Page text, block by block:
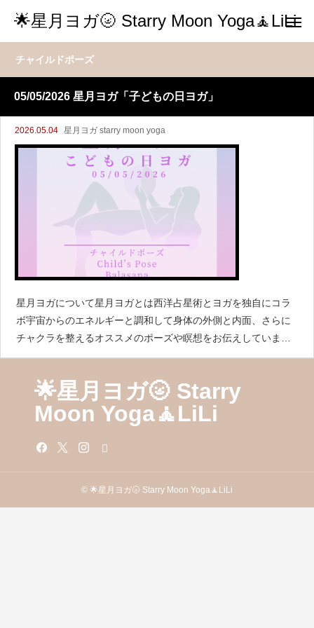
🌟星月ヨガ🌝 Starry Moon Yoga🧘LiLi
チャイルドポーズ
05/05/2026 星月ヨガ「子どもの日ヨガ」
2026.05.04 星月ヨガ starry moon yoga
星月ヨガについて星月ヨガとは西洋占星術とヨガを独自にコラ
ボ宇宙からのエネルギーと調和して身体の外側と内面、さらに
チャクラを整えるオススメのポーズや瞑想をお伝えしていま
す！https://happyrich-lab.com/starry-moon-yoga
🌟星月ヨガ🌝 Starry
Moon Yoga🧘LiLi
© 🌟星月ヨガ🌝 Starry Moon Yoga🧘LiLi